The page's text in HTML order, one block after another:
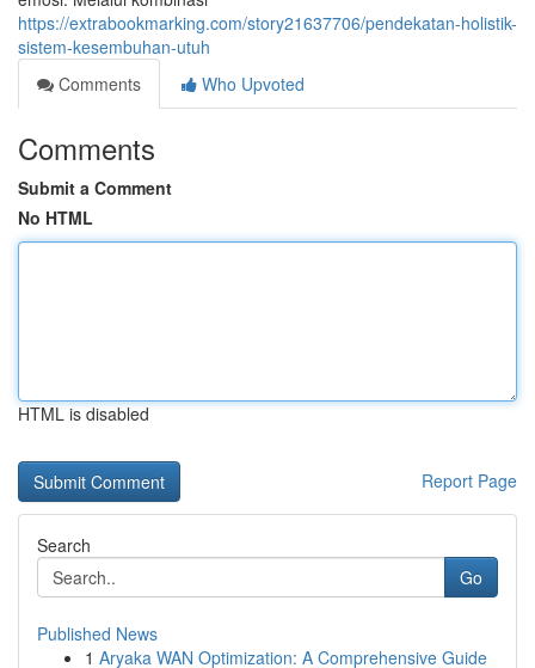
https://extrabookmarking.com/story21637706/pendekatan-holistik-
sistem-kesembuhan-utuh
Comments
Who Upvoted
Comments
Submit a Comment
No HTML
HTML is disabled
Report Page
Search
Go
Published News
1 Aryaka WAN Optimization: A Comprehensive Guide